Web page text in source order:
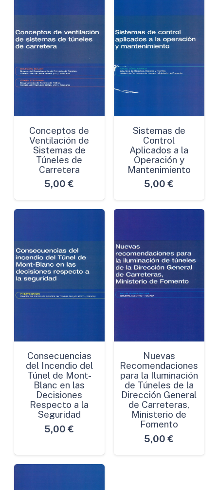
Conceptos de
Ventilación de
Sistemas de
Túneles de
Carretera
5,00 €
Sistemas de
Control
Aplicados a la
Operación y
Mantenimiento
5,00 €
Consecuencias
del Incendio del
Túnel de Mont-
Blanc en las
Decisiones
Respecto a la
Seguridad
5,00 €
Nuevas
Recomendaciones
para la Iluminación
de Túneles de la
Dirección General
de Carreteras,
Ministerio de
Fomento
5,00 €